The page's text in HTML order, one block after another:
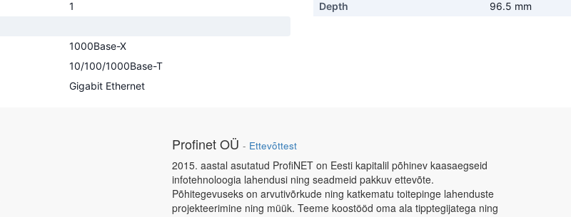
1
1000Base-X
10/100/1000Base-T
Gigabit Ethernet
Depth
96.5 mm
Profinet OÜ - Ettevõttest
2015. aastal asutatud ProfiNET on Eesti kapitalil põhinev kaasaegseid
infotehnoloogia lahendusi ning seadmeid pakkuv ettevõte.
Põhitegevuseks on arvutivõrkude ning katkematu toitepinge lahenduste
projekteerimine ning müük. Teeme koostööd oma ala tipptegijatega ning